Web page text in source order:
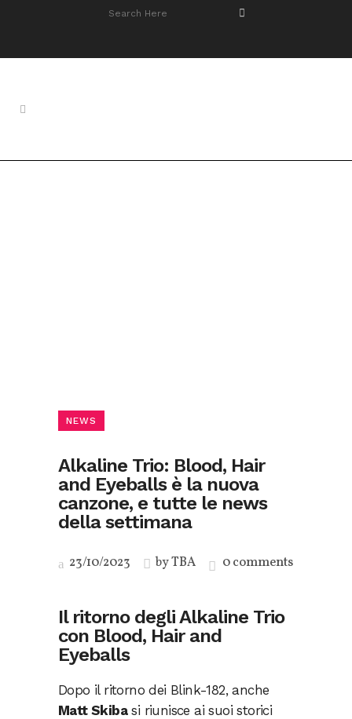
NEWS
Alkaline Trio: Blood, Hair
and Eyeballs è la nuova
canzone, e tutte le news
della settimana
23/10/2023 byTBA 0 comments
Il ritorno degli Alkaline Trio
con Blood, Hair and
Eyeballs
Dopo il ritorno dei Blink-182, anche
Matt Skibasi riunisce ai suoi storici